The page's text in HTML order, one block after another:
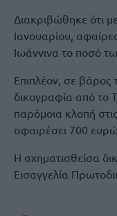
Διακριβώθηκε ότι
Ιανουαρίου,
Ιωάννινα το ποσό
Επιπλέον, σε βάρος
δικογραφία από το
παρόμοια κλοπή
αφαιρέσει 700
Η σχηματισθείσα
Εισαγγελία